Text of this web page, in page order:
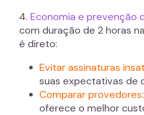
4. Economia e prevenção
com duração de 2 horas
é direto:
Evitar assinaturas
suas expectativas de
Comparar provedores
oferece o melhor